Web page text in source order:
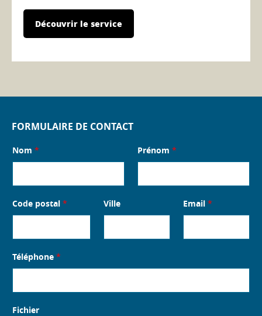
Découvrir le service
FORMULAIRE DE CONTACT
Nom * Prénom *
Code postal * Ville Email *
Téléphone *
Fichier